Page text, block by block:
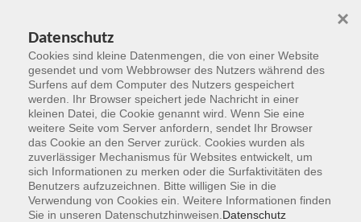
Zum Hauptinhalt springen
Der Kurs konnte nicht gefunden werden.
Datenschutz
Cookies sind kleine Datenmengen, die von einer Website
gesendet und vom Webbrowser des Nutzers während des
Surfens auf dem Computer des Nutzers gespeichert
werden. Ihr Browser speichert jede Nachricht in einer
kleinen Datei, die Cookie genannt wird. Wenn Sie eine
weitere Seite vom Server anfordern, sendet Ihr Browser
das Cookie an den Server zurück. Cookies wurden als
zuverlässiger Mechanismus für Websites entwickelt, um
sich Informationen zu merken oder die Surfaktivitäten des
Benutzers aufzuzeichnen. Bitte willigen Sie in die
Verwendung von Cookies ein. Weitere Informationen finden
Sie in unseren Datenschutzhinweisen. Datenschutz
×